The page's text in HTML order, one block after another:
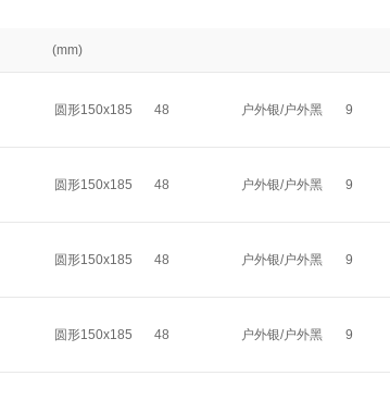
(mm)
圆形150x185 48 户外银/户外黑 9
圆形150x185 48 户外银/户外黑 9
圆形150x185 48 户外银/户外黑 9
圆形150x185 48 户外银/户外黑 9